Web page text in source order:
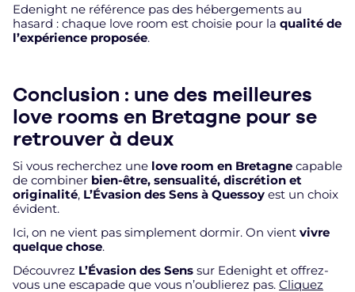
Edenight ne référence pas des hébergements au
hasard : chaque love room est choisie pour la qualité de
l’expérience proposée.
Conclusion : une des meilleures
love rooms en Bretagne pour se
retrouver à deux
Si vous recherchez une love room en Bretagne capable
de combiner bien-être, sensualité, discrétion et
originalité, L’Évasion des Sens à Quessoy est un choix
évident.
Ici, on ne vient pas simplement dormir. On vient vivre
quelque chose.
Découvrez L’Évasion des Sens sur Edenight et offrez-
vous une escapade que vous n’oublierez pas. Cliquez